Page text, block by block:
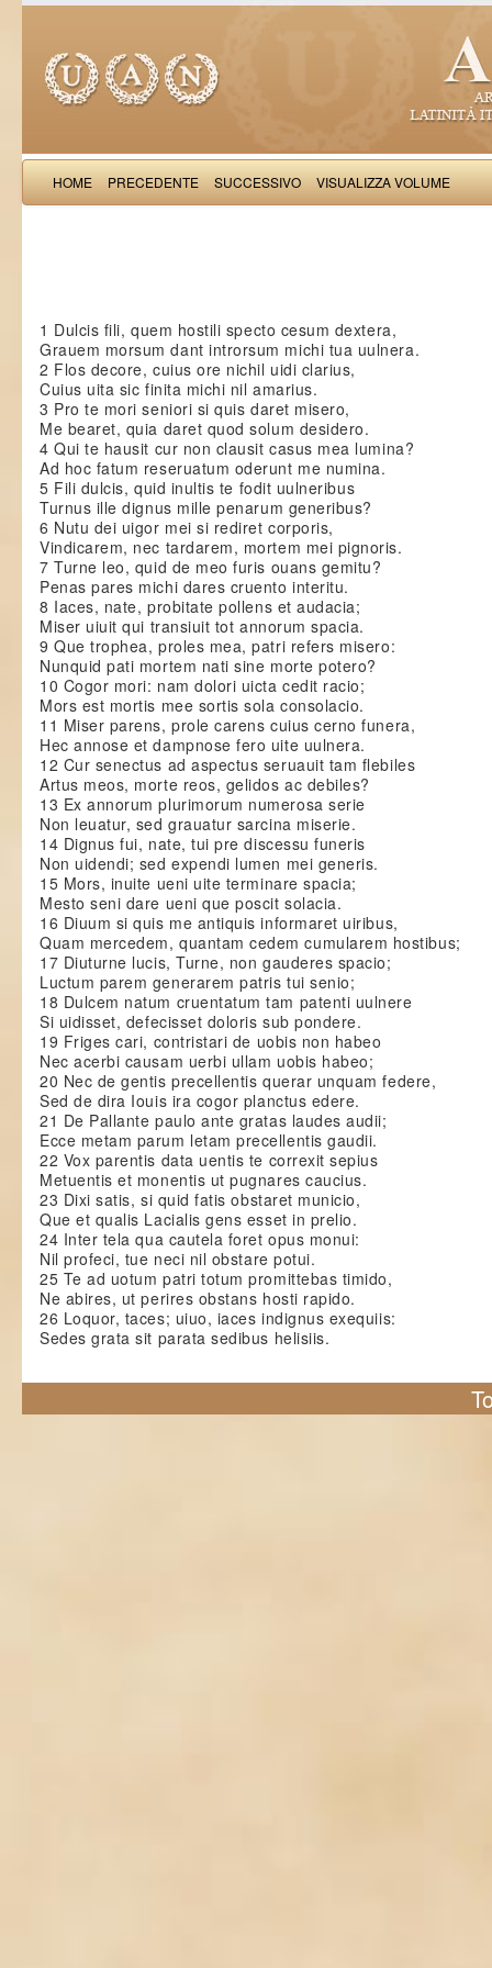
HOME PRECEDENTE SUCCESSIVO VISUALIZZA VOLUME
1 Dulcis fili, quem hostili specto cesum dextera,
Grauem morsum dant introrsum michi tua uulnera.
2 Flos decore, cuius ore nichil uidi clarius,
Cuius uita sic finita michi nil amarius.
3 Pro te mori seniori si quis daret misero,
Me bearet, quia daret quod solum desidero.
4 Qui te hausit cur non clausit casus mea lumina?
Ad hoc fatum reseruatum oderunt me numina.
5 Fili dulcis, quid inultis te fodit uulneribus
Turnus ille dignus mille penarum generibus?
6 Nutu dei uigor mei si rediret corporis,
Vindicarem, nec tardarem, mortem mei pignoris.
7 Turne leo, quid de meo furis ouans gemitu?
Penas pares michi dares cruento interitu.
8 Iaces, nate, probitate pollens et audacia;
Miser uiuit qui transiuit tot annorum spacia.
9 Que trophea, proles mea, patri refers misero:
Nunquid pati mortem nati sine morte potero?
10 Cogor mori: nam dolori uicta cedit racio;
Mors est mortis mee sortis sola consolacio.
11 Miser parens, prole carens cuius cerno funera,
Hec annose et dampnose fero uite uulnera.
12 Cur senectus ad aspectus seruauit tam flebiles
Artus meos, morte reos, gelidos ac debiles?
13 Ex annorum plurimorum numerosa serie
Non leuatur, sed grauatur sarcina miserie.
14 Dignus fui, nate, tui pre discessu funeris
Non uidendi; sed expendi lumen mei generis.
15 Mors, inuite ueni uite terminare spacia;
Mesto seni dare ueni que poscit solacia.
16 Diuum si quis me antiquis informaret uiribus,
Quam mercedem, quantam cedem cumularem hostibus;
17 Diuturne lucis, Turne, non gauderes spacio;
Luctum parem generarem patris tui senio;
18 Dulcem natum cruentatum tam patenti uulnere
Si uidisset, defecisset doloris sub pondere.
19 Friges cari, contristari de uobis non habeo
Nec acerbi causam uerbi ullam uobis habeo;
20 Nec de gentis precellentis querar unquam federe,
Sed de dira Iouis ira cogor planctus edere.
21 De Pallante paulo ante gratas laudes audii;
Ecce metam parum letam precellentis gaudii.
22 Vox parentis data uentis te correxit sepius
Metuentis et monentis ut pugnares caucius.
23 Dixi satis, si quid fatis obstaret municio,
Que et qualis Lacialis gens esset in prelio.
24 Inter tela qua cautela foret opus monui:
Nil profeci, tue neci nil obstare potui.
25 Te ad uotum patri totum promittebas timido,
Ne abires, ut perires obstans hosti rapido.
26 Loquor, taces; uiuo, iaces indignus exequiis:
Sedes grata sit parata sedibus helisiis.